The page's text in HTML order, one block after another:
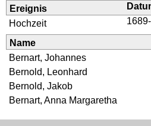
Ereignis
Hochzeit
Name
Bernart, Johannes
Bernold, Leonhard
Bernold, Jakob
Bernart, Anna Margaretha